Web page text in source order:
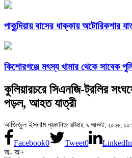
পাকুন্দিয়ায় বাসের ধাক্কায় অটোরিকশার
কিশোরগঞ্জে মৎস্য খামার থেকে সাবেক
কুলিয়ারচরে সিএনজি-ট্রলির
পড়ল, আহত যাত্রী
আজিজুল ইসলাম প্রকাশিত: রবিবার, ৯ আগস্ট, ২০২৬,
Facebook0 Tweet0 LinkedIn
অ- অ+